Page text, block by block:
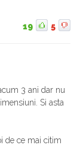
19 5
3 ani dar nu
Si asta
de ce mai citim